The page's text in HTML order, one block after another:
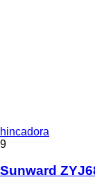
hincadora
9
Sunward